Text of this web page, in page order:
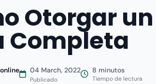
Otorgar
Completa
04 March, 2022
Publicado
8 minutos
Tiempo de lectura